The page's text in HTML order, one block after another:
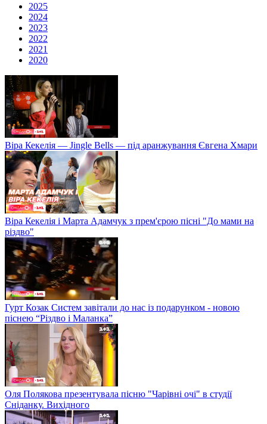
2025
2024
2023
2022
2021
2020
Віра Кекелія — Jingle Bells — під аранжування Євгена Хмари
Віра Кекелія і Марта Адамчук з прем'єрою пісні "До мами на
різдво"
Гурт Козак Систем завітали до нас із подарунком - новою
піснею “Різдво і Маланка”
Оля Полякова презентувала пісню "Чарівні очі" в студії
Сніданку. Вихідного